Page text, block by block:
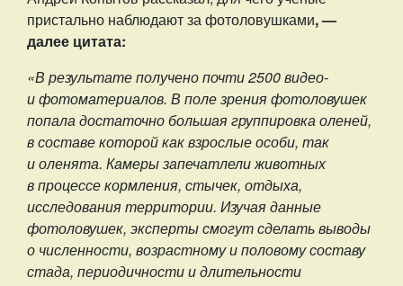
пристально наблюдают за фотоловушками, —
далее цитата:
«В результате получено почти 2500 видео-
и фотоматериалов. В поле зрения фотоловушек
попала достаточно большая группировка оленей,
в составе которой как взрослые особи, так
и оленята. Камеры запечатлели животных
в процессе кормления, стычек, отдыха,
исследования территории. Изучая данные
фотоловушек, эксперты смогут сделать выводы
о численности, возрастному и половому составу
стада, периодичности и длительности